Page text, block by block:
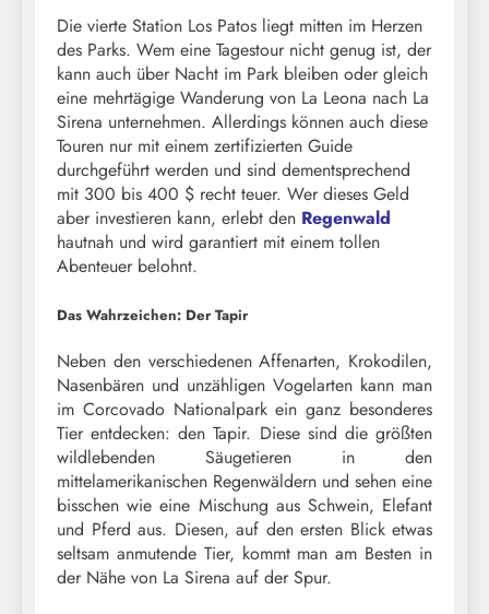
Die vierte Station Los Patos liegt mitten im Herzen
des Parks. Wem eine Tagestour nicht genug ist, der
kann auch über Nacht im Park bleiben oder gleich
eine mehrtägige Wanderung von La Leona nach La
Sirena unternehmen. Allerdings können auch diese
Touren nur mit einem zertifizierten Guide
durchgeführt werden und sind dementsprechend
mit 300 bis 400 $ recht teuer. Wer dieses Geld
aber investieren kann, erlebt den Regenwald
hautnah und wird garantiert mit einem tollen
Abenteuer belohnt.
Das Wahrzeichen: Der Tapir
Neben den verschiedenen Affenarten, Krokodilen,
Nasenbären und unzähligen Vogelarten kann man
im Corcovado Nationalpark ein ganz besonderes
Tier entdecken: den Tapir. Diese sind die größten
wildlebenden Säugetieren in den
mittelamerikanischen Regenwäldern und sehen eine
bisschen wie eine Mischung aus Schwein, Elefant
und Pferd aus. Diesen, auf den ersten Blick etwas
seltsam anmutende Tier, kommt man am Besten in
der Nähe von La Sirena auf der Spur.